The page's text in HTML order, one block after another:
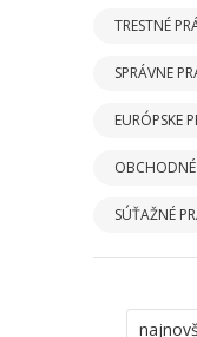
TRESTNÉ
SPRÁVNE
EURÓPSKE
SÚŤAŽNÉ